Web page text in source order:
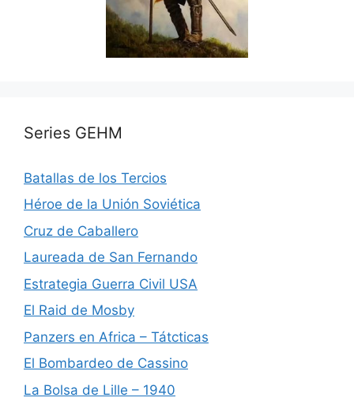
Series GEHM
Batallas de los Tercios
Héroe de la Unión Soviética
Cruz de Caballero
Laureada de San Fernando
Estrategia Guerra Civil USA
El Raid de Mosby
Panzers en Africa – Tátcticas
El Bombardeo de Cassino
La Bolsa de Lille – 1940